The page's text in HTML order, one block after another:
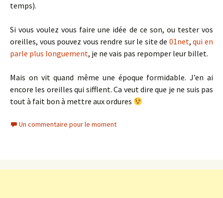
temps).
Si vous voulez vous faire une idée de ce son, ou tester vos
oreilles, vous pouvez vous rendre sur le site de 01net,qui en
parle plus longuement, je ne vais pas repomper leur billet.
Mais on vit quand même une époque formidable. J’en ai
encore les oreilles qui sifflent. Ca veut dire que je ne suis pas
tout à fait bon à mettre aux ordures
Un commentaire pour le moment